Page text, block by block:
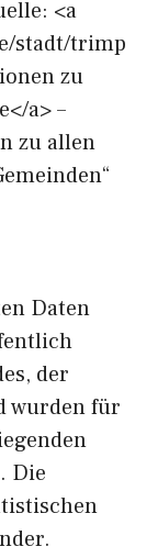
<a
stadt/trimp
zu
a> –
zu allen
Daten
der
wurden für
Die